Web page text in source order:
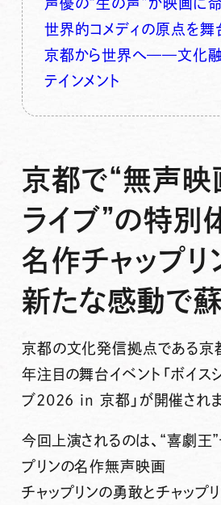
声優の“生の声”が映画に
世界的コメディの原点を舞
京都から世界へ——文化融
テインメント
京都で“無声
ライブ”の特
名作チャップリ
新たな感動で
京都の文化発信拠点である京
年注目の舞台イベント「ボイス
ブ2026 in 京都」が開催されま
今回上演されるのは、“喜劇王”
プリンの名作無声映画
チャップリンの勇敢とチャップ